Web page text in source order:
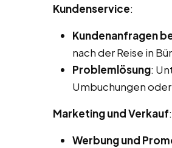
Kundenservice:
Kundenanfragen
nach der Reise in
Problemlösung:
Umbuchungen
Marketing und Verkauf:
Werbung und